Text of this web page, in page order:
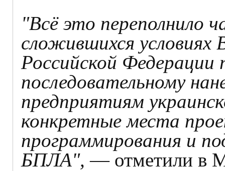
"Всё это переполнило
сложившихся
Российской
последовательному
предприятиям
конкретные места
программирования и
БПЛА",— отметили в